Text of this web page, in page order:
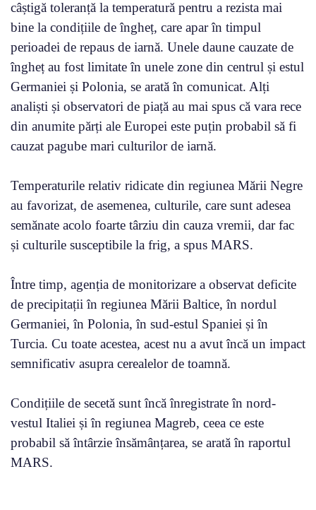
câștigă toleranță la temperatură pentru a rezista mai
bine la condițiile de îngheț, care apar în timpul
perioadei de repaus de iarnă. Unele daune cauzate de
îngheț au fost limitate în unele zone din centrul și estul
Germaniei și Polonia, se arată în comunicat. Alți
analiști și observatori de piață au mai spus că vara rece
din anumite părți ale Europei este puțin probabil să fi
cauzat pagube mari culturilor de iarnă.
Temperaturile relativ ridicate din regiunea Mării Negre
au favorizat, de asemenea, culturile, care sunt adesea
semănate acolo foarte târziu din cauza vremii, dar fac
și culturile susceptibile la frig, a spus MARS.
Între timp, agenția de monitorizare a observat deficite
de precipitații în regiunea Mării Baltice, în nordul
Germaniei, în Polonia, în sud-estul Spaniei și în
Turcia. Cu toate acestea, acest nu a avut încă un impact
semnificativ asupra cerealelor de toamnă.
Condițiile de secetă sunt încă înregistrate în nord-
vestul Italiei și în regiunea Magreb, ceea ce este
probabil să întârzie însămânțarea, se arată în raportul
MARS.